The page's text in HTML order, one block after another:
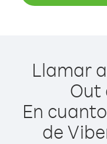
Llamar
Out
En
de